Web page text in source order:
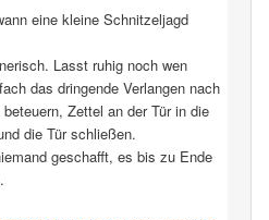
eine kleine Schnitzeljagd
Lasst ruhig noch wen
das dringende Verlangen nach
Zettel an der Tür in die
die Tür schließen.
geschafft, es bis zu Ende